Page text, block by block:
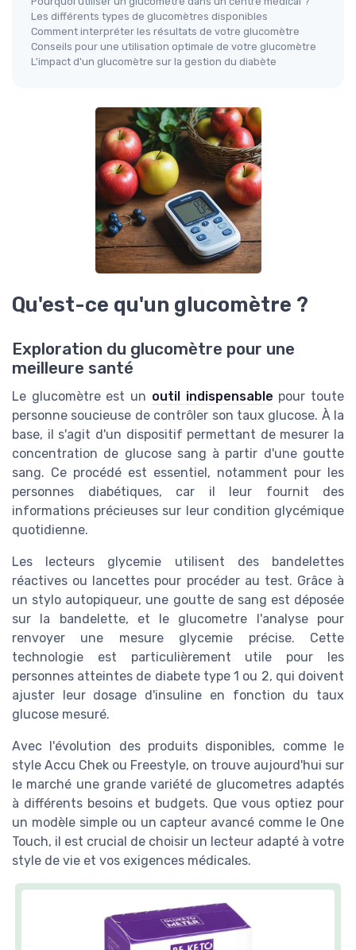
Les différents types de glucomètres disponibles
Comment interpréter les résultats de votre glucomètre
Conseils pour une utilisation optimale de votre glucomètre
L'impact d'un glucomètre sur la gestion du diabète
Qu'est-ce qu'un glucomètre ?
Exploration du glucomètre pour une
meilleure santé
Le glucomètre est un outil indispensable pour toute
personne soucieuse de contrôler son taux glucose. À la
base, il s'agit d'un dispositif permettant de mesurer la
concentration de glucose sang à partir d'une goutte
sang. Ce procédé est essentiel, notamment pour les
personnes diabétiques, car il leur fournit des
informations précieuses sur leur condition glycémique
quotidienne.
Les lecteurs glycemie utilisent des bandelettes
réactives ou lancettes pour procéder au test. Grâce à
un stylo autopiqueur, une goutte de sang est déposée
sur la bandelette, et le glucometre l'analyse pour
renvoyer une mesure glycemie précise. Cette
technologie est particulièrement utile pour les
personnes atteintes de diabete type 1 ou 2, qui doivent
ajuster leur dosage d'insuline en fonction du taux
glucose mesuré.
Avec l'évolution des produits disponibles, comme le
style Accu Chek ou Freestyle, on trouve aujourd'hui sur
le marché une grande variété de glucometres adaptés
à différents besoins et budgets. Que vous optiez pour
un modèle simple ou un capteur avancé comme le One
Touch, il est crucial de choisir un lecteur adapté à votre
style de vie et vos exigences médicales.